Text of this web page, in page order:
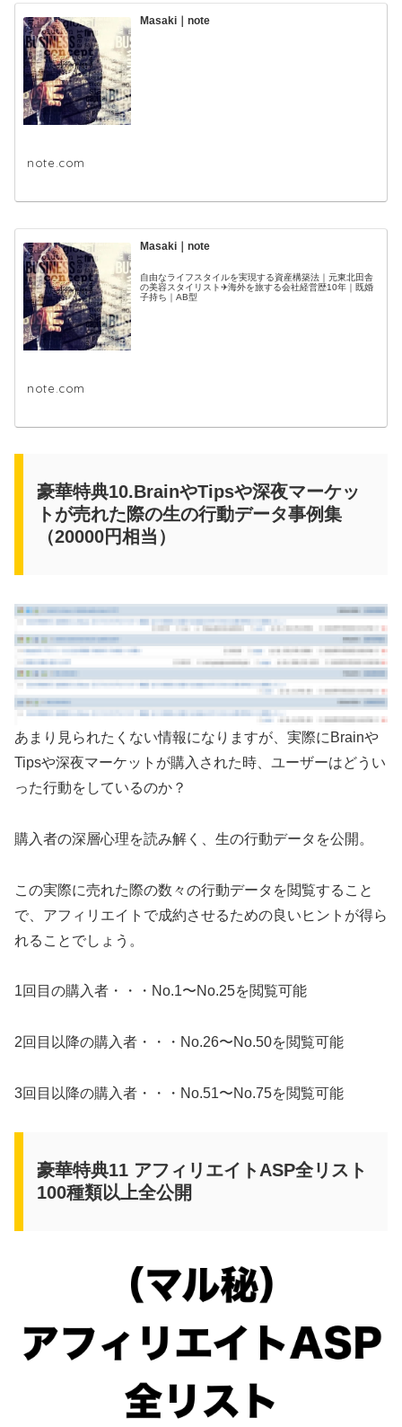
Masaki｜note
note.com
Masaki｜note
自由なライフスタイルを実現する資産構築法｜元東北田舎
の美容スタイリスト✈海外を旅する会社経営歴10年｜既婚
子持ち｜AB型
note.com
豪華特典10.BrainやTipsや深夜マーケッ
トが売れた際の生の行動データ事例集
（20000円相当）
あまり見られたくない情報になりますが、実際にBrainや
Tipsや深夜マーケットが購入された時、ユーザーはどうい
った行動をしているのか？
購入者の深層心理を読み解く、生の行動データを公開。
この実際に売れた際の数々の行動データを閲覧すること
で、アフィリエイトで成約させるための良いヒントが得ら
れることでしょう。
1回目の購入者・・・No.1〜No.25を閲覧可能
2回目以降の購入者・・・No.26〜No.50を閲覧可能
3回目以降の購入者・・・No.51〜No.75を閲覧可能
豪華特典11 アフィリエイトASP全リスト
100種類以上全公開